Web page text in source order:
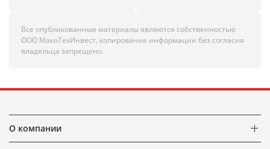
Все опубликованные материалы являются собственностью
ООО МакоТехИнвест, копирование информации без согласия
владельца запрещено.
О компании